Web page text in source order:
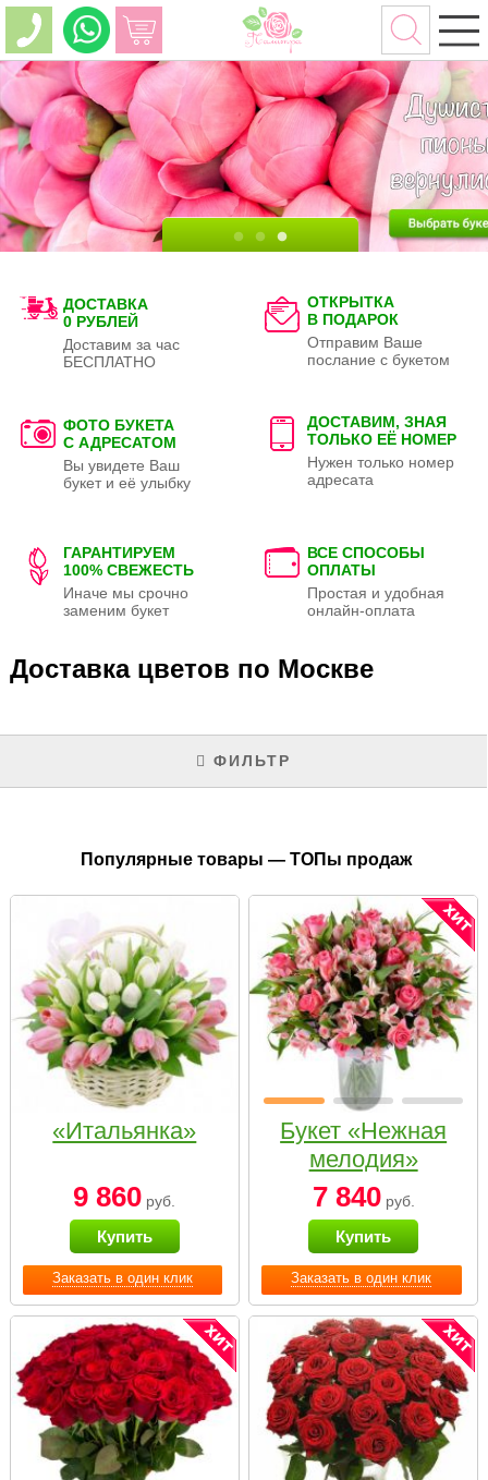
ДОСТАВКА
0 РУБЛЕЙ
Доставим за час
БЕСПЛАТНО
ОТКРЫТКА
В ПОДАРОК
Отправим Ваше
послание с букетом
ФОТО БУКЕТА
С АДРЕСАТОМ
Вы увидете Ваш
букет и её улыбку
ДОСТАВИМ, ЗНАЯ
ТОЛЬКО ЕЁ НОМЕР
Нужен только номер
адресата
ГАРАНТИРУЕМ
100% СВЕЖЕСТЬ
Иначе мы срочно
заменим букет
ВСЕ СПОСОБЫ
ОПЛАТЫ
Простая и удобная
онлайн-оплата
Доставка цветов по Москве
ФИЛЬТР
Популярные товары — ТОПы продаж
Заказать в один клик
«Итальянка»
9 860 руб.
Купить
Заказать в один клик
Букет «Нежная
мелодия»
7 840руб.
Купить